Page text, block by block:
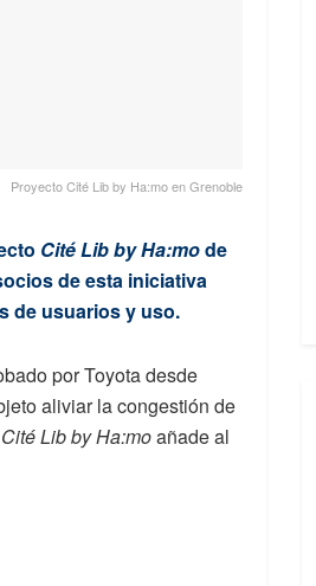
Proyecto Cité Lib by Ha:mo en Grenoble
Cité Lib by Ha:mode
de esta iniciativa
de usuarios y uso.
por Toyota desde
aliviar la congestión de
Cité Lib by Ha:moañade al